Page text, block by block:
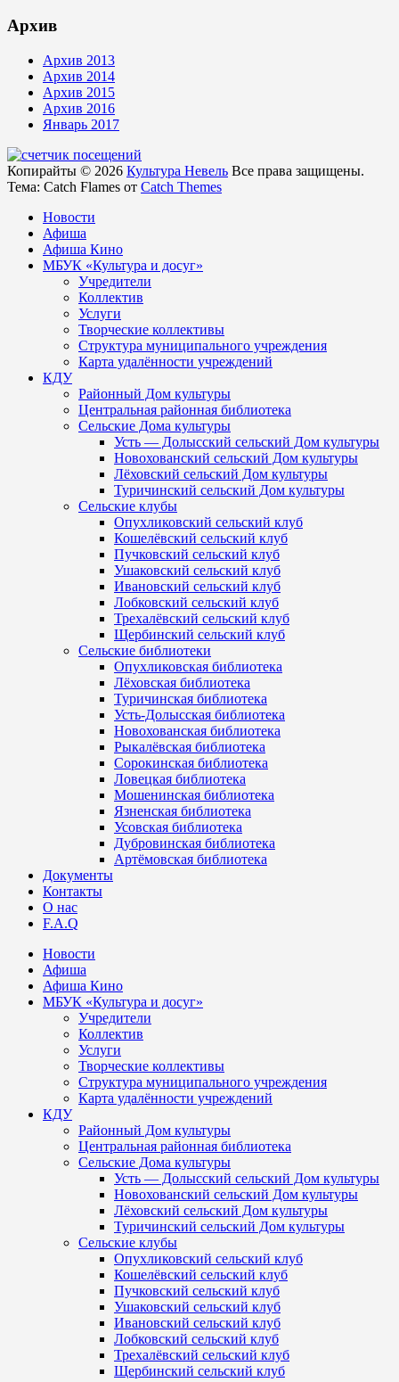
Архив
Архив 2013
Архив 2014
Архив 2015
Архив 2016
Январь 2017
Копирайты © 2026 Культура Невель Все права защищены.
Тема: Catch Flames от Catch Themes
Новости
Афиша
Афиша Кино
МБУК «Культура и досуг»
Учредители
Коллектив
Услуги
Творческие коллективы
Структура муниципального учреждения
Карта удалённости учреждений
КДУ
Районный Дом культуры
Центральная районная библиотека
Сельские Дома культуры
Усть — Долысский сельский Дом культуры
Новохованский сельский Дом культуры
Лёховский сельский Дом культуры
Туричинский сельский Дом культуры
Сельские клубы
Опухликовский сельский клуб
Кошелёвский сельский клуб
Пучковский сельский клуб
Ушаковский сельский клуб
Ивановский сельский клуб
Лобковский сельский клуб
Трехалёвский сельский клуб
Щербинский сельский клуб
Сельские библиотеки
Опухликовская библиотека
Лёховская библиотека
Туричинская библиотека
Усть-Долысская библиотека
Новохованская библиотека
Рыкалёвская библиотека
Сорокинская библиотека
Ловецкая библиотека
Мошенинская библиотека
Язненская библиотека
Усовская библиотека
Дубровинская библиотека
Артёмовская библиотека
Документы
Контакты
О нас
F.A.Q
Новости
Афиша
Афиша Кино
МБУК «Культура и досуг»
Учредители
Коллектив
Услуги
Творческие коллективы
Структура муниципального учреждения
Карта удалённости учреждений
КДУ
Районный Дом культуры
Центральная районная библиотека
Сельские Дома культуры
Усть — Долысский сельский Дом культуры
Новохованский сельский Дом культуры
Лёховский сельский Дом культуры
Туричинский сельский Дом культуры
Сельские клубы
Опухликовский сельский клуб
Кошелёвский сельский клуб
Пучковский сельский клуб
Ушаковский сельский клуб
Ивановский сельский клуб
Лобковский сельский клуб
Трехалёвский сельский клуб
Щербинский сельский клуб